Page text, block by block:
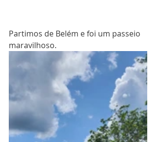
Partimos de Belém e foi um passeio
maravilhoso.